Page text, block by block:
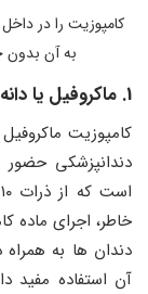
کامپوزیت را در
به آن
1. ماکروفیل یا دانه درشت (ماندگار تر و با دوام تر است)
کامپوزیت
دندانپزشکی
خاطر، اجرای ماده
دندان ها به
آن استفاده مفید